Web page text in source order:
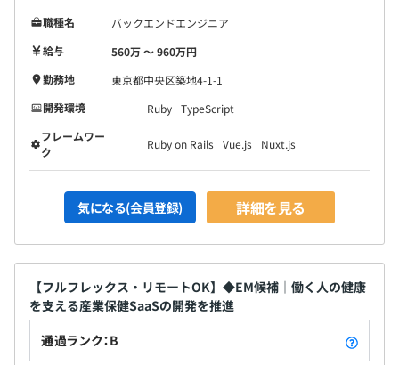
職種名
バックエンドエンジニア
給与
560万 〜 960万円
勤務地
東京都中央区築地4-1-1
開発環境
Ruby TypeScript
フレームワー
ク
Ruby on Rails Vue.js Nuxt.js
気になる(会員登録) 詳細を見る
【フルフレックス・リモートOK】◆EM候補｜働く人の健康
を支える産業保健SaaSの開発を推進
通過ランク：B